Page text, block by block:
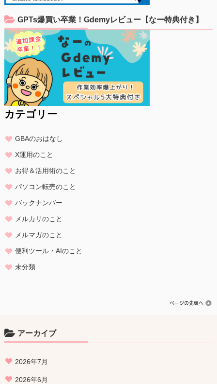
GPTs爆買い卒業！Gdemyレビュー【なー特典付き】
カテゴリー
GBAのおはなし
X運用のこと
お得＆活用術のこと
パソコン転売のこと
バックナンバー
メルカリのこと
メルマガのこと
便利ツール・AIのこと
未分類
アーカイブ
2026年7月
2026年6月